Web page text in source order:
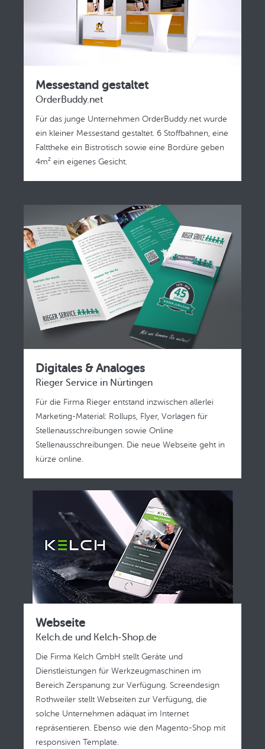
Messestand gestaltet
OrderBuddy.net
Für das junge Unternehmen OrderBuddy.net wurde
ein kleiner Messestand gestaltet. 6 Stoffbahnen, eine
Falttheke ein Bistrotisch sowie eine Bordüre geben
4m² ein eigenes Gesicht.
Digitales & Analoges
Rieger Service in Nürtingen
Für die Firma Rieger entstand inzwischen allerlei
Marketing-Material: Rollups, Flyer, Vorlagen für
Stellenausschreibungen sowie Online
Stellenausschreibungen. Die neue Webseite geht in
kürze online.
Webseite
Kelch.de und Kelch-Shop.de
Die Firma Kelch GmbH stellt Geräte und
Dienstleistungen für Werkzeugmaschinen im
Bereich Zerspanung zur Verfügung. Screendesign
Rothweiler stellt Webseiten zur Verfügung, die
solche Unternehmen adäquat im Internet
repräsentieren. Ebenso wie den Magento-Shop mit
responsiven Template.